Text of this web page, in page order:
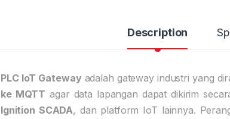
Description
PLC IoT Gateway adalah gateway industri yang
ke MQTT agar data lapangan dapat dikirim
Ignition SCADA, dan platform IoT lainnya.